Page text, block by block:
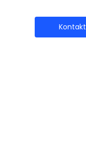
Kontakt